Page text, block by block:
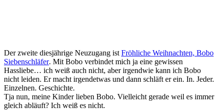
Der zweite diesjährige Neuzugang ist Fröhliche Weihnachten, Bobo
Siebenschläfer. Mit Bobo verbindet mich ja eine gewissen
Hassliebe… ich weiß auch nicht, aber irgendwie kann ich Bobo
nicht leiden. Er macht irgendetwas und dann schläft er ein. In. Jeder.
Einzelnen. Geschichte.
Tja nun, meine Kinder lieben Bobo. Vielleicht gerade weil es immer
gleich abläuft? Ich weiß es nicht.